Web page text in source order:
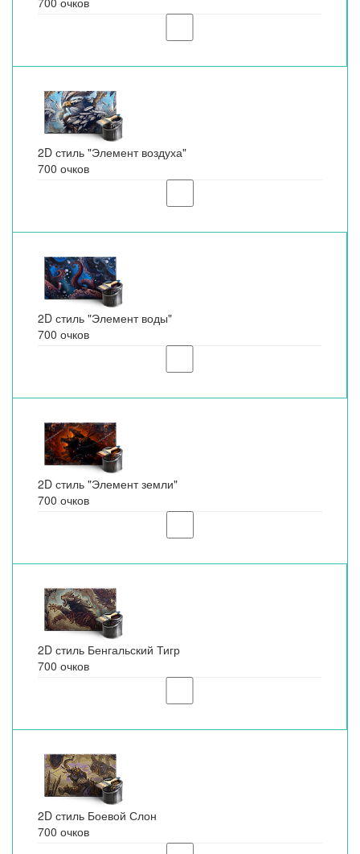
2D стиль "Элемент воздуха"
700 очков
2D стиль "Элемент воды"
700 очков
2D стиль "Элемент земли"
700 очков
2D стиль Бенгальский Тигр
700 очков
2D стиль Боевой Слон
700 очков